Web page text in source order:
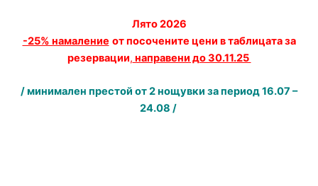
Лято 2026
-25% намаление от посочените цени в таблицата за
резервации, направени до 30.11.25
/ минимален престой от 2 нощувки за период 16.07 –
24.08 /